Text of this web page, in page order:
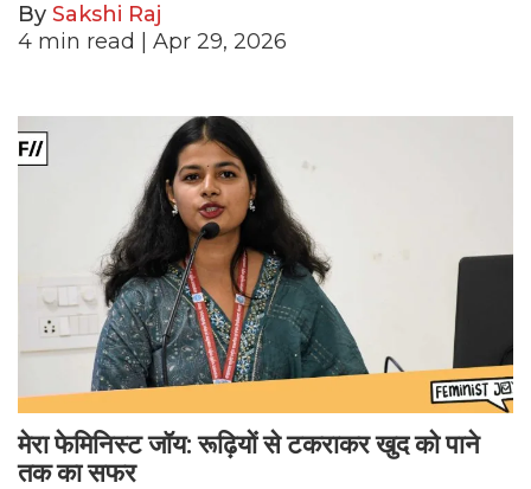
By Sakshi Raj
4 min read | Apr 29, 2026
मेरा फेमिनिस्ट जॉय: रूढ़ियों से टकराकर खुद को पाने
तक का सफर